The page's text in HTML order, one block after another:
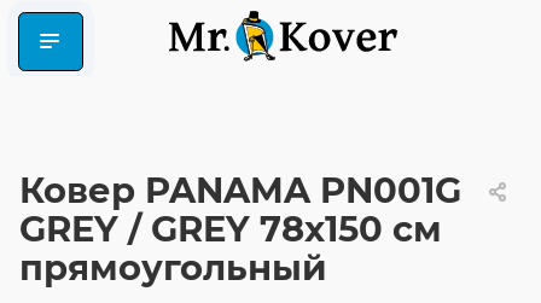
Ковер PANAMA PN001G
GREY / GREY 78x150 см
прямоугольный